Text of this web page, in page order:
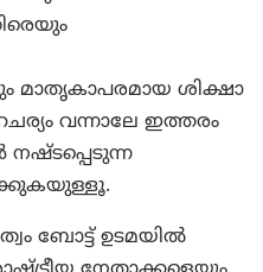
മാതൃകാപരമായ ശിക്ഷാ
വന്നാലേ ഇത്തരം
ബോട്ട് ഉടമയിൽ